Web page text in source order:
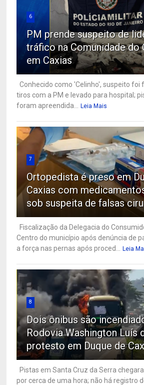
6
PM prende suspeito de
tráfico na Comunidade do
em Caxias
Conhecido como 'Celinho', suspeito foi
tiros com a PM e levado para hospital;
foram apreendida...
Leia Mais
7
Ortopedista é preso em
Caxias com
sob suspeita de falsas
Fiscalização da Delegacia do
Centro do município após denúncia de
a força nas pernas após proced...
Leia
8
Dois ônibus são
Rodovia Washington Luís
protesto em Duque de
Pistas em Santa Cruz da Serra
por cerca de uma hora; não há registro